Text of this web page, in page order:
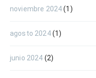
noviembre 2024(1)
agosto 2024(1)
junio 2024 (2)